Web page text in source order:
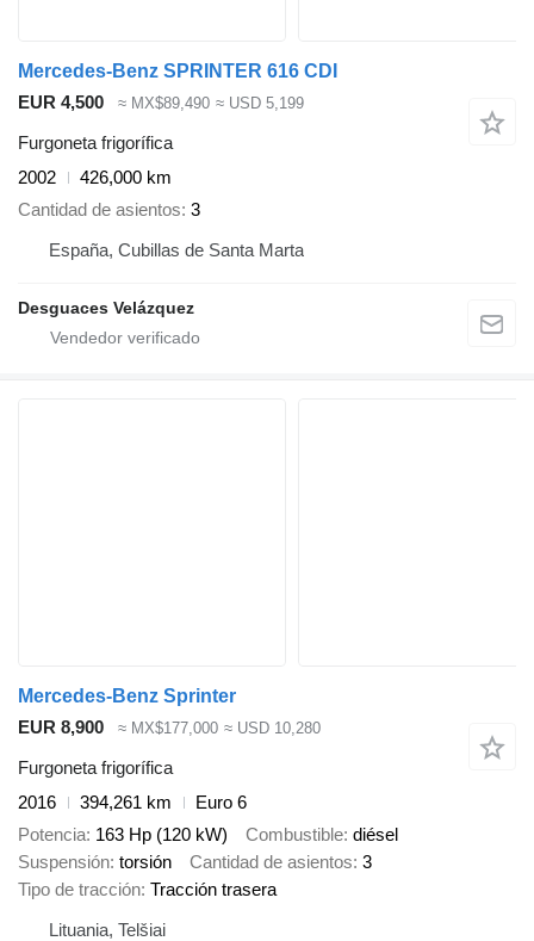
Mercedes-Benz SPRINTER 616 CDI
EUR 4,500
≈ MX$89,490 ≈ USD 5,199
Furgoneta frigorífica
2002
426,000 km
Cantidad de asientos 3
España, Cubillas de Santa Marta
Desguaces Velázquez
Mercedes-Benz Sprinter
EUR 8,900
≈ MX$177,000 ≈ USD 10,280
Furgoneta frigorífica
2016
394,261 km
Euro 6
Potencia 163 Hp (120 kW) Combustible diésel
Suspensión torsión Cantidad de asientos 3
Tipo de tracción Tracción trasera
Lituania, Telšiai